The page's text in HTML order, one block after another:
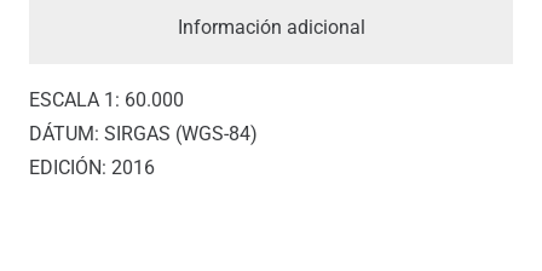
Información adicional
ESCALA 1: 60.000
DÁTUM: SIRGAS (WGS-84)
EDICIÓN: 2016